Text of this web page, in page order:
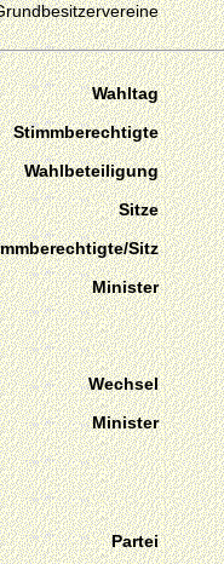
Wahltag
Stimmberechtigte
Wahlbeteiligung
Sitze
Sitz
Minister
Wechsel
Minister
Partei